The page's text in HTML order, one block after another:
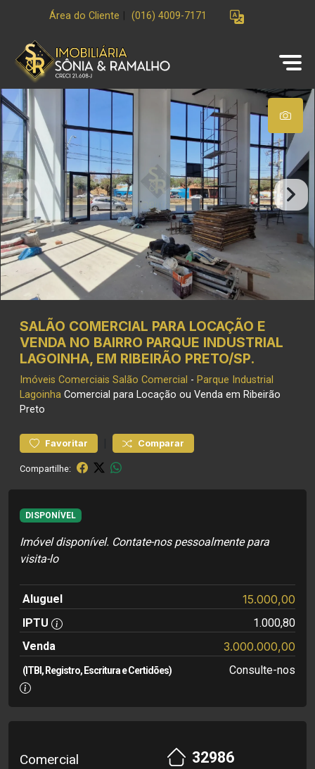
Área do Cliente (016) 4009-7171
SALÃO COMERCIAL PARA LOCAÇÃO E
VENDA NO BAIRRO PARQUE INDUSTRIAL
LAGOINHA, EM RIBEIRÃO PRETO/SP.
Imóveis Comerciais Salão Comercial - Parque Industrial
Lagoinha Comercial para Locação ou Venda em Ribeirão
Preto
Favoritar Comparar
Compartilhe:
DISPONÍVEL
Imóvel disponível. Contate-nos pessoalmente para
visita-lo
Aluguel 15.000,00
IPTU
1.000,80
Venda
3.000.000,00
(ITBI, Registro, Escritura e Certidões) Consulte-nos
Comercial 32986